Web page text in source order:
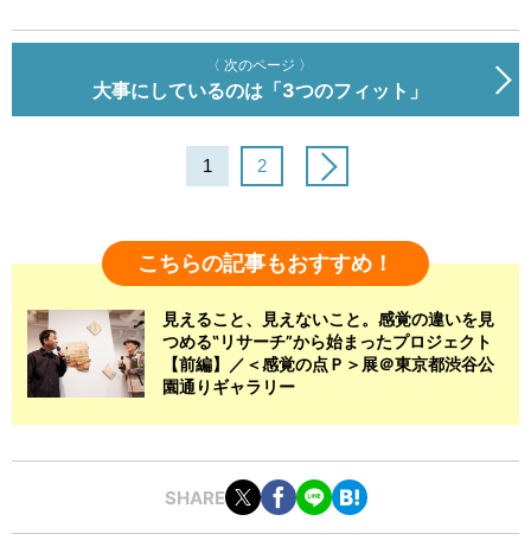
〈 次のページ 〉
大事にしているのは「3つのフィット」
1 2
こちらの記事もおすすめ！
見えること、見えないこと。感覚の違いを見
つめる‟リサーチ”から始まったプロジェクト
【前編】／＜感覚の点Ｐ＞展＠東京都渋谷公
園通りギャラリー
SHARE